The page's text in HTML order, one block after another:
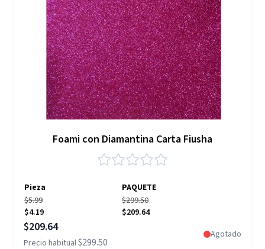
Foami con Diamantina Carta Fiusha
Pieza
PAQUETE
$5.99
$4.19
$299.50
$209.64
Precio especial
$209.64
Precio habitual$299.50
Agotado